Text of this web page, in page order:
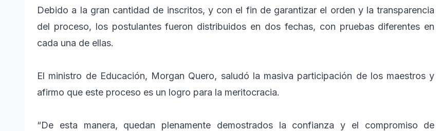
Debido a la gran cantidad de inscritos, y con el fin de garantizar el orden y la transparencia
del proceso, los postulantes fueron distribuidos en dos fechas, con pruebas diferentes en
cada una de ellas.
El ministro de Educación, Morgan Quero, saludó la masiva participación de los maestros y
afirmo que este proceso es un logro para la meritocracia.
“De esta manera, quedan plenamente demostrados la confianza y el compromiso de